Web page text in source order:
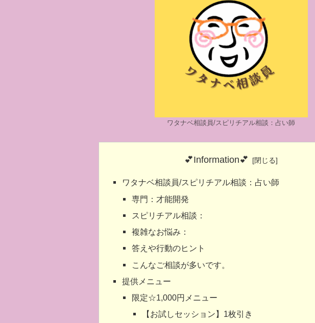
ワタナベ相談員/スピリチアル相談：占い師
💕Information💕
ワタナベ相談員/スピリチアル相談：占い師
専門：才能開発
スピリチアル相談：
複雑なお悩み：
答えや行動のヒント
こんなご相談が多いです。
提供メニュー
限定☆1,000円メニュー
【お試しセッション】1枚引き